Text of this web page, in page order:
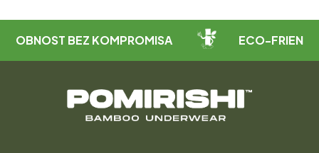
BEZ KOMPROMISA ECO-FRIENDLY